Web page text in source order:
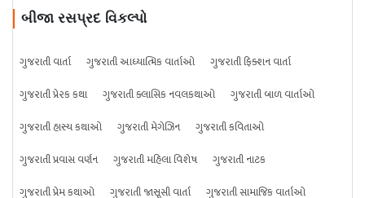
બીજા રસપ્રદ વિકલ્પો
ગુજરાતી વાર્તા ગુજરાતી આધ્યાત્મિક વાર્તાઓ
ગુજરાતી ફિક્શન વાર્તા
ગુજરાતી પ્રેરક કથા
ગુજરાતી ક્લાસિક નવલકથાઓ
ગુજરાતી બાળ વાર્તાઓ
ગુજરાતી હાસ્ય કથાઓ
ગુજરાતી મેગેઝિન
ગુજરાતી કવિતાઓ
ગુજરાતી પ્રવાસ વર્ણન
ગુજરાતી મહિલા વિશેષ
ગુજરાતી નાટક
ગુજરાતી પ્રેમ કથાઓ
ગુજરાતી જાસૂસી વાર્તા ગુજરાતી સામાજિક વાર્તાઓ